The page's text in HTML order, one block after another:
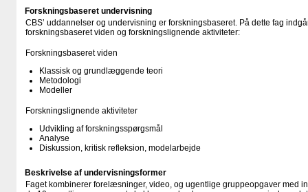
Forskningsbaseret undervisning
CBS’ uddannelser og undervisning er forskningsbaseret. På dette fag
forskningsbaseret viden og forskningslignende aktiviteter:
Forskningsbaseret viden
Klassisk og grundlæggende teori
Metodologi
Modeller
Forskningslignende aktiviteter
Udvikling af forskningsspørgsmål
Analyse
Diskussion, kritisk refleksion, modelarbejde
Beskrivelse af undervisningsformer
Faget kombinerer forelæsninger, video, og ugentlige gruppeopgaver med